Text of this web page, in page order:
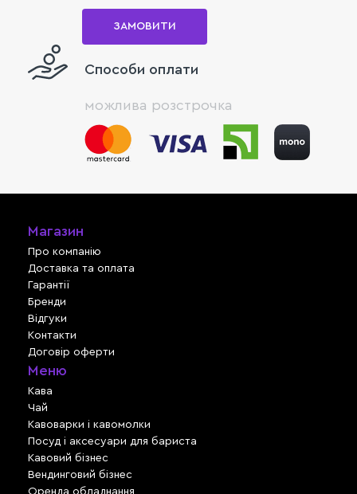
ЗАМОВИТИ
Способи оплати
можлива розстрочка
Магазин
Про компанію
Доставка та оплата
Гарантії
Бренди
Відгуки
Контакти
Договір оферти
Меню
Кава
Чай
Кавоварки і кавомолки
Посуд і аксесуари для бариста
Кавовий бізнес
Вендинговий бізнес
Оренда обладнання